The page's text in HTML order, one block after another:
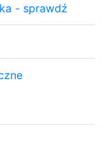
- sprawdź